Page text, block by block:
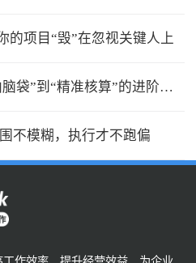
的项目“毁”在忽视关键人上
项目成本预算制定：从“拍脑袋”到“精准核算”的进阶之路
不模糊，执行才不跑偏